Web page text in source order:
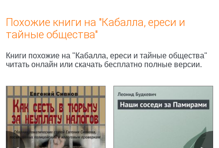
Похожие книги на "Кабалла, ереси и
тайные общества"
Книги похожие на "Кабалла, ереси и тайные общества"
читать онлайн или скачать бесплатно полные версии.